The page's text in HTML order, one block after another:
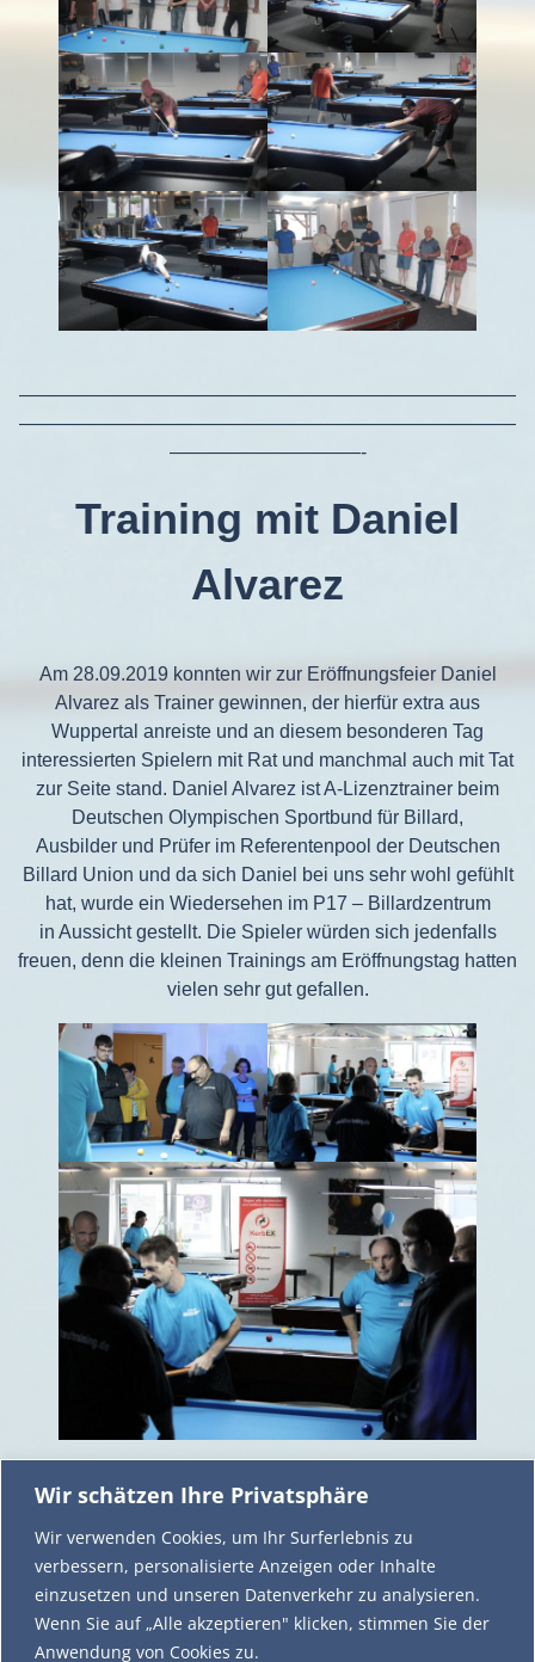
Wir schätzen Ihre Privatsphäre
Wir verwenden Cookies, um Ihr Surferlebnis zu
verbessern, personalisierte Anzeigen oder Inhalte
einzusetzen und unseren Datenverkehr zu analysieren.
Wenn Sie auf „Alle akzeptieren" klicken, stimmen Sie der
Anwendung von Cookies zu.
——————————————————————————
——————————————————————————
——————————-
Training mit Daniel
Alvarez
Am 28.09.2019 konnten wir zur Eröffnungsfeier Daniel
Alvarez als Trainer gewinnen, der hierfür extra aus
Wuppertal anreiste und an diesem besonderen Tag
interessierten Spielern mit Rat und manchmal auch mit Tat
zur Seite stand. Daniel Alvarez ist A-Lizenztrainer beim
Deutschen Olympischen Sportbund für Billard,
Ausbilder und Prüfer im Referentenpool der Deutschen
Billard Union und da sich Daniel bei uns sehr wohl gefühlt
hat, wurde ein Wiedersehen im P17 – Billardzentrum
in Aussicht gestellt. Die Spieler würden sich jedenfalls
freuen, denn die kleinen Trainings am Eröffnungstag hatten
vielen sehr gut gefallen.
P17 Billardzentrum Tostedt
Friedrich-Vorwerk-Straße 17